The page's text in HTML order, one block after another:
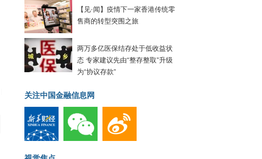
【见·闻】疫情下一家香港传统零
售商的转型突围之旅
两万多亿医保结存处于低收益状
态 专家建议先由“整存整取”升级
为“协议存款”
关注中国金融信息网